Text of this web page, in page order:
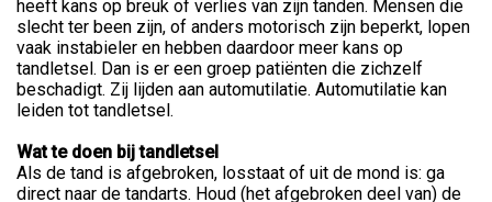
heeft kans op breuk of verlies van zijn tanden. Mensen die
slecht ter been zijn, of anders motorisch zijn beperkt, lopen
vaak instabieler en hebben daardoor meer kans op
tandletsel. Dan is er een groep patiënten die zichzelf
beschadigt. Zij lijden aan automutilatie. Automutilatie kan
leiden tot tandletsel.
Wat te doen bij tandletsel
Als de tand is afgebroken, losstaat of uit de mond is: ga
direct naar de tandarts. Houd (het afgebroken deel van) de